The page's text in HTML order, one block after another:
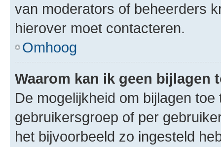
van moderators of beheerders
hierover moet contacteren.
Omhoog
Waarom kan ik geen bijlagen
De mogelijkheid om bijlagen
gebruikersgroep of per
het bijvoorbeeld zo ingesteld